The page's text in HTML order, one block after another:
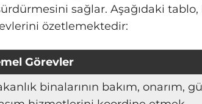
sağlar. Aşağıdaki
özetlemektedir:
Görevler
binalarının bakım, onarım,